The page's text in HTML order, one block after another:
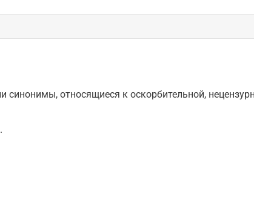
относящиеся к оскорбительной,